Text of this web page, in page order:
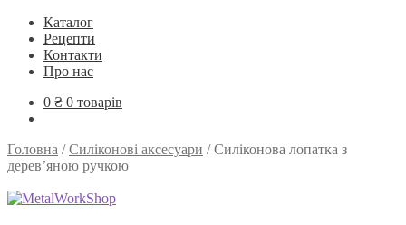
Каталог
Рецепти
Контакти
Про нас
0 ₴ 0 товарів
Головна /Силіконові аксесуари /Силіконова лопатка з
дерев’яною ручкою